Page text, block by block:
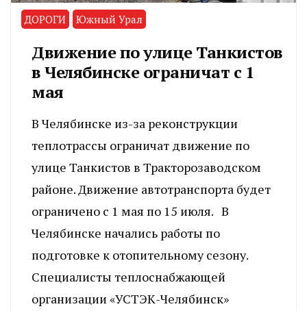
ДОРОГИ Южный Урал
Движение по улице Танкистов
в Челябинске ограничат с 1
мая
В Челябинске из-за реконструкции
теплотрассы ограничат движение по
улице Танкистов в Тракторозаводском
районе. Движение автотранспорта будет
ограничено с 1 мая по 15 июля. В
Челябинске начались работы по
подготовке к отопительному сезону.
Специалисты теплоснабжающей
организации «УСТЭК-Челябинск»